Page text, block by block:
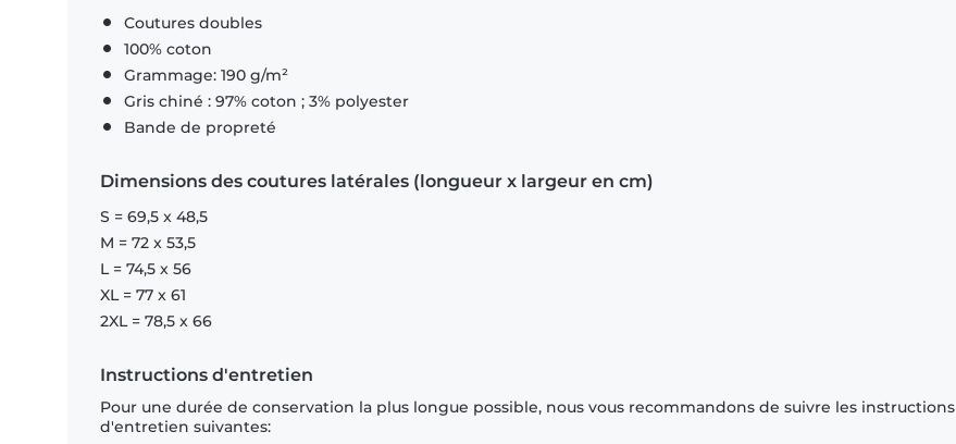
Coutures doubles
100% coton
Grammage: 190 g/m²
Gris chiné : 97% coton ; 3% polyester
Bande de propreté
Dimensions des coutures latérales (longueur x largeur en cm)
S = 69,5 x 48,5
M = 72 x 53,5
L = 74,5 x 56
XL = 77 x 61
2XL = 78,5 x 66
Instructions d'entretien
Pour une durée de conservation la plus longue possible, nous vous recommandons de suivre les instructions
d'entretien suivantes: